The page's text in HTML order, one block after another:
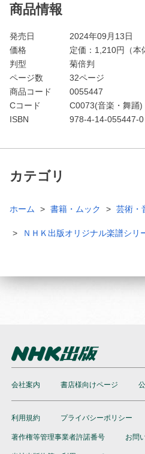
商品情報
発売日
2024年09月13日
価格
定価： 1,210円（本
判型
菊倍判
ページ数
32ページ
商品コード
0055447
Cコード
C0073(音楽・舞踊)
ISBN
978-4-14-055447-0
カテゴリ
ホーム 書籍・ムック 芸術・
ＮＨＫ出版オリジナル楽譜シリ
会社案内 書店様向けページ
利用規約 プライバシーポリシー
著作権等管理事業者許諾番号 お問